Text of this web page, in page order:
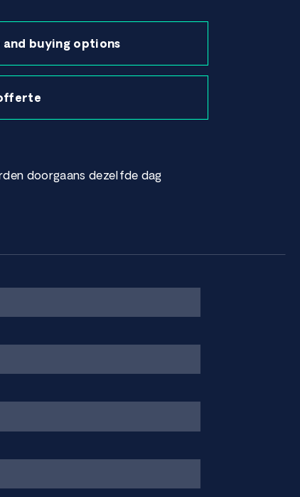
buying options
doorgaans dezelfde dag